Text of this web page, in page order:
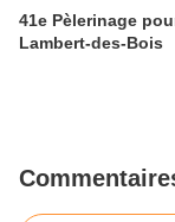
41e Pèlerinage
Lambert-des-Bois